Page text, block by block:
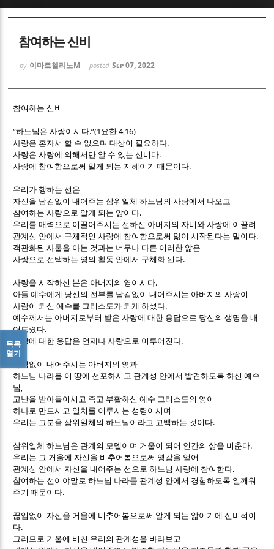
참여하는 신비
by 이마르첼리노M posted Sep 07, 2022
참여하는 신비
“하느님은 사랑이시다.”(1 요한4,16)
사랑은 혼자서 할 수 없으며 대상이 필요하다.
사랑은 사랑에 의해서만 알 수 있는 신비다.
사랑에 참여함으로써 알게 되는 지혜이기 때문이다.
우리가 행하는 선은
자신을 남김없이 내어주는 삼위일체 하느님의 사랑에서 나오고
참여하는 사랑으로 알게 되는 앎이다.
우리를 매력으로 이끌어주시는 선하신 아버지의 자비와 사랑에 이끌려
관계성 안에서 구체적인 사랑에 참여함으로써 앎이 시작된다는 말이다.
객관화된 사물을 아는 것과는 너무나 다른 이러한 앎은
사랑으로 선택하는 영의 활동 안에서 구체화 된다.
사랑을 시작하신 분은 아버지의 영이시다.
아들 예수에게 당신의 전부를 남김없이 내어주시는 아버지의 사랑이
사람이 되신 예수를 그리스도가 되게 하셨다.
예수께서는 아버지로부터 받은 사랑에 대한 응답으로 당신의 생명을 내
어드렸다.
사랑에 대한 응답은 언제나 사랑으로 이루어진다.
끊임없이 내어주시는 아버지의 영과
하느님 나라를 이 땅에 선포하시고 관계성 안에서 발견하도록 하신 예수
님 ,
고난을 받아들이시고 죽고 부활하신 예수 그리스도의 영이
하나로 만드시고 일치를 이루시는 성령이시며
우리는 그분을 삼위일체의 하느님이라고 고백하는 것이다.
삼위일체 하느님은 관계의 모델이며 거울이 되어 인간의 삶을 비춘다.
우리는 그 거울에 자신을 비추어봄으로써 영감을 얻어
관계성 안에서 자신을 내어주는 선으로 하느님 사랑에 참여한다.
참여하는 선이야말로 하느님 나라를 관계성 안에서 경험하도록 일깨워
주기 때문이다.
끊임없이 자신을 거울에 비추어봄으로써 알게 되는 앎이기에 신비적이
다.
그러므로 거울에 비친 우리의 관계성을 바라보고
목록
열기
Sketchbook5, 스케치북5
Sketchbook5, 스케치북5
Sketchbook5, 스케치북5
Sketchbook5, 스케치북5